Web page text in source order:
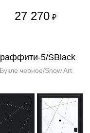
27 270 ₽
5/SBlack
Букле черное/Snow Art